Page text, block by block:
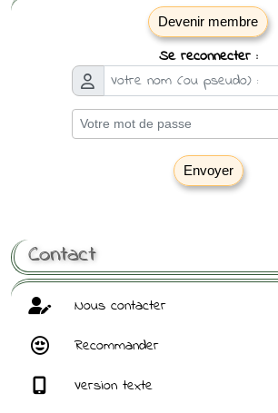
Devenir membre
Se reconnecter :
Envoyer
Contact
Nous contacter
Recommander
Version texte